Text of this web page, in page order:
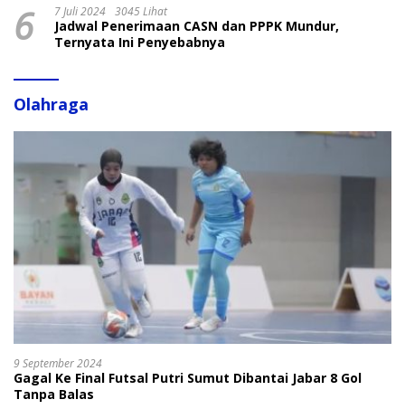
6 7 Juli 2024 3045 Lihat
Jadwal Penerimaan CASN dan PPPK Mundur,
Ternyata Ini Penyebabnya
Olahraga
9 September 2024
Gagal Ke Final Futsal Putri Sumut Dibantai Jabar 8 Gol
Tanpa Balas